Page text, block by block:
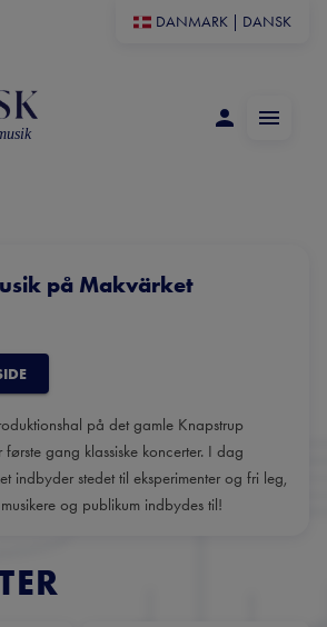
DANMARK DANSK
på Makvärket
på det gamle Knapstrup
gang klassiske koncerter. I dag
indbyder stedet til eksperimenter og fri leg,
og publikum indbydes til!